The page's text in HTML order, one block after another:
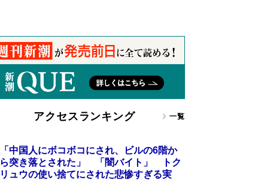
アクセスランキング 一覧
「中国人にボコボコにされ、ビルの6階か
ら突き落とされた」 「闇バイト」 トク
リュウの使い捨てにされた悲惨すぎる実